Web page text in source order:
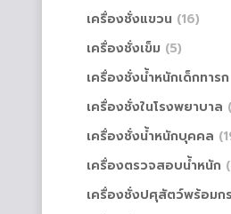
เครื่องชั่งแขวน (16)
เครื่องชั่งเข็ม (5)
เครื่องชั่งน้ำหนักเด็กทารก
เครื่องชั่งในโรงพยาบาล
เครื่องชั่งน้ำหนักบุคคล
เครื่องตรวจสอบน้ำหนัก
เครื่องชั่งปศุสัตว์พร้อมก